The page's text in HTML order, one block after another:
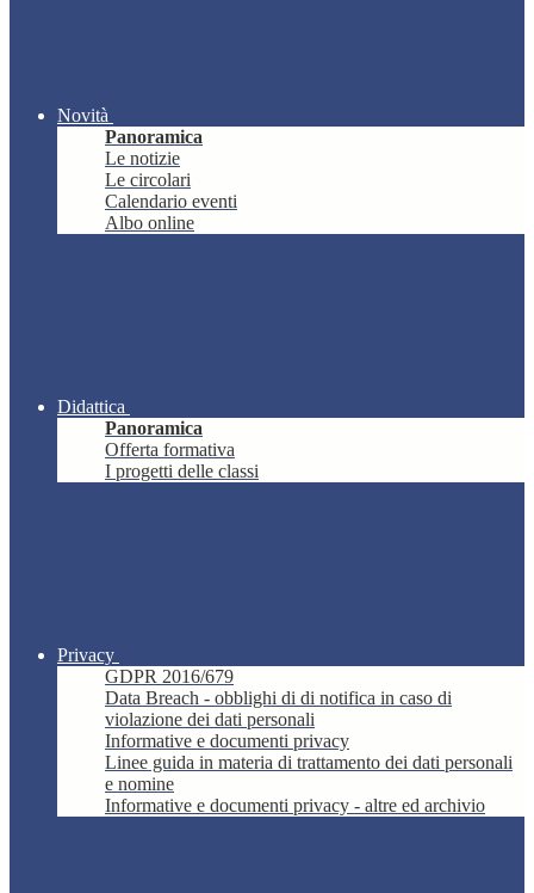
Novità
Panoramica
Le notizie
Le circolari
Calendario eventi
Albo online
Didattica
Panoramica
Offerta formativa
I progetti delle classi
Privacy
GDPR 2016/679
Data Breach - obblighi di di notifica in caso di
violazione dei dati personali
Informative e documenti privacy
Linee guida in materia di trattamento dei dati personali
e nomine
Informative e documenti privacy - altre ed archivio